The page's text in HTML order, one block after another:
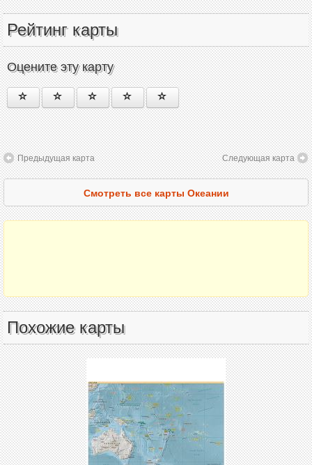
Рейтинг карты
Оцените эту карту
Предыдущая карта Следующая карта
Смотреть все карты Океании
Похожие карты